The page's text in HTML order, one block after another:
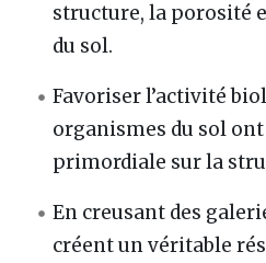
structure, la porosité
du sol.
Favoriser l’activité
organismes du sol
primordiale sur la
En creusant des
créent un véritable